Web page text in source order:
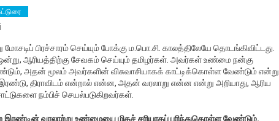
மோசடிப் பிரச்சாரம் செய்யும் போக்கு ம.பொ.சி. காலத்திலேயே தொடங்கிவிட்டது.
ஆரியத்திற்கு சேவகம் செய்யும் தமிழர்கள். அவர்கள் உண்மை நன்கு
அதன் மூலம் அவர்களின் விசுவாசியாகக் காட்டிக்கொள்ள வேண்டும் என்று
திராவிடம் என்றால் என்ன, அதன் வரலாறு என்ன என்று அறியாது, ஆரிய
நம்பிச் செயல்படுகிறவர்கள்.
இரண்டின் வரலாற்று உண்மையை மிகச் சரியாகப் புரிந்துகொள்ள வேண்டும்.